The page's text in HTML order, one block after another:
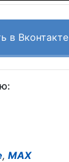
в Вконтакте
, MAX